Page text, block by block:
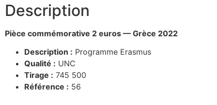
Description
Pièce commémorative 2 euros — Grèce 2022
Description : Programme Erasmus
Qualité : UNC
Tirage : 745 500
Référence : 56